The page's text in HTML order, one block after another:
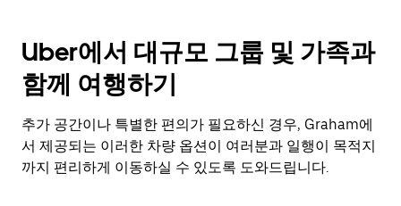
Uber에서 대규모 그룹 및 가족과
함께 여행하기
추가 공간이나 특별한 편의가 필요하신 경우, Graham에
서 제공되는 이러한 차량 옵션이 여러분과 일행이 목적지
까지 편리하게 이동하실 수 있도록 도와드립니다.